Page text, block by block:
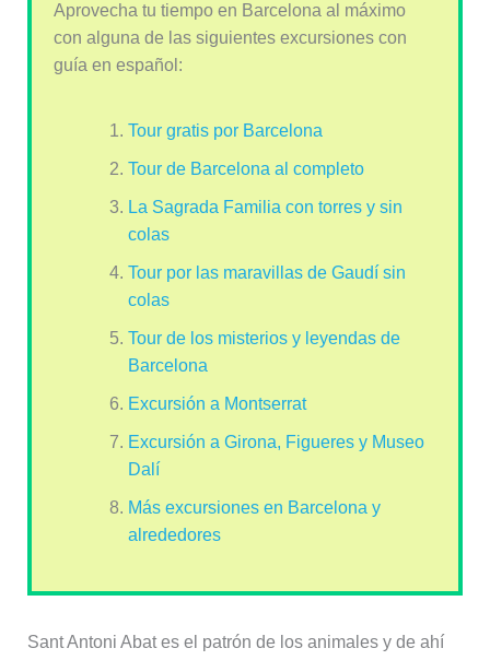
Aprovecha tu tiempo en Barcelona al máximo
con alguna de las siguientes excursiones con
guía en español:
Tour gratis por Barcelona
Tour de Barcelona al completo
La Sagrada Familia con torres y sin
colas
Tour por las maravillas de Gaudí sin
colas
Tour de los misterios y leyendas de
Barcelona
Excursión a Montserrat
Excursión a Girona, Figueres y Museo
Dalí
Más excursiones en Barcelona y
alrededores
Sant Antoni Abat es el patrón de los animales y de ahí